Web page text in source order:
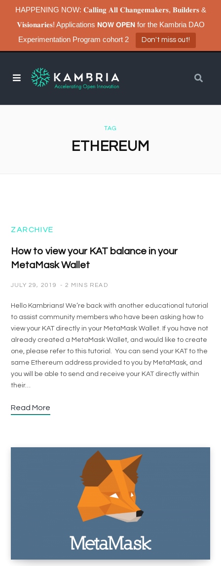
HAPPENING NOW: 𝐂𝐚𝐥𝐥𝐢𝐧𝐠 𝐀𝐥𝐥 𝐂𝐡𝐚𝐧𝐠𝐞𝐦𝐚𝐤𝐞𝐫𝐬, 𝐁𝐮𝐢𝐥𝐝𝐞𝐫𝐬 &
𝐕𝐢𝐬𝐢𝐨𝐧𝐚𝐫𝐢𝐞𝐬! Applications 𝗡𝗢𝗪 𝗢𝗣𝗘𝗡 for the Kambria DAO
Experimentation Program cohort 2
Don't miss out!
TAG
ETHEREUM
ZARCHIVE
How to view your KAT balance in your
MetaMask Wallet
JULY 29, 2019 2 MINS READ
Hello Kambrians! We’re back with another educational tutorial
to assist community members who have been asking how to
view your KAT directly in your MetaMask Wallet. If you have not
already created a MetaMask Wallet, and would like to create
one, please refer to this tutorial. You can send your KAT to the
same Ethereum address provided to you by MetaMask, and
you will be able to send and receive your KAT directly within
their…
Read More